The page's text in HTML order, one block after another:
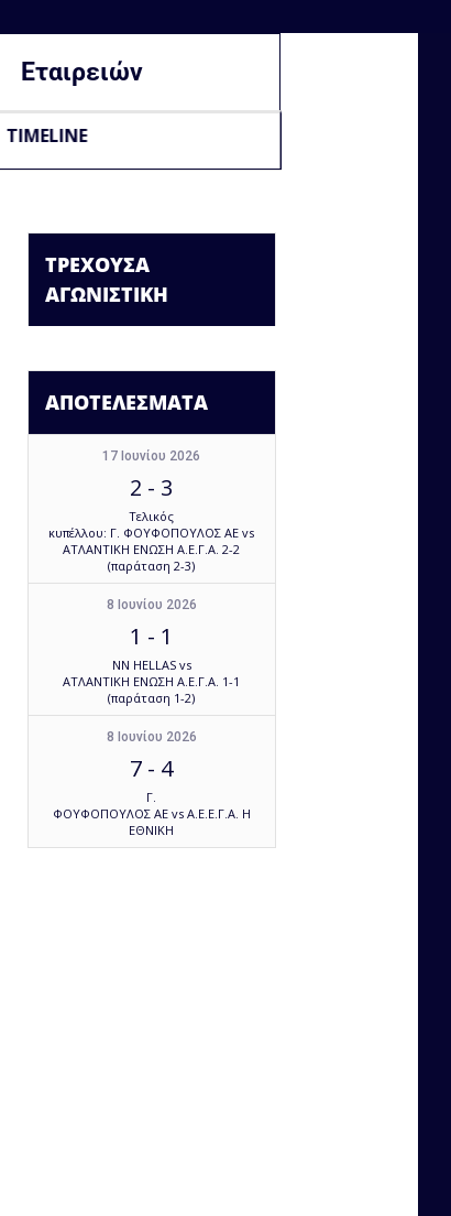
Εταιρειών
TIMELINE
ΤΡΕΧΟΥΣΑ
ΑΓΩΝΙΣΤΙΚΗ
ΑΠΟΤΕΛΕΣΜΑΤΑ
17 Ιουνίου 2026
2 - 3
Τελικός
κυπέλλου: Γ. ΦΟΥΦΟΠΟΥΛΟΣ ΑΕ vs
ΑΤΛΑΝΤΙΚΗ ΕΝΩΣΗ Α.Ε.Γ.Α. 2-2
(παράταση 2-3)
8 Ιουνίου 2026
1 - 1
NN HELLAS vs
ΑΤΛΑΝΤΙΚΗ ΕΝΩΣΗ Α.Ε.Γ.Α. 1-1
(παράταση 1-2)
8 Ιουνίου 2026
7 - 4
Γ.
ΦΟΥΦΟΠΟΥΛΟΣ ΑΕ vs Α.Ε.Ε.Γ.Α. Η
ΕΘΝΙΚΗ